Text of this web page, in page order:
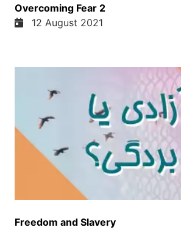
Overcoming Fear 2
12 August 2021
Freedom and Slavery